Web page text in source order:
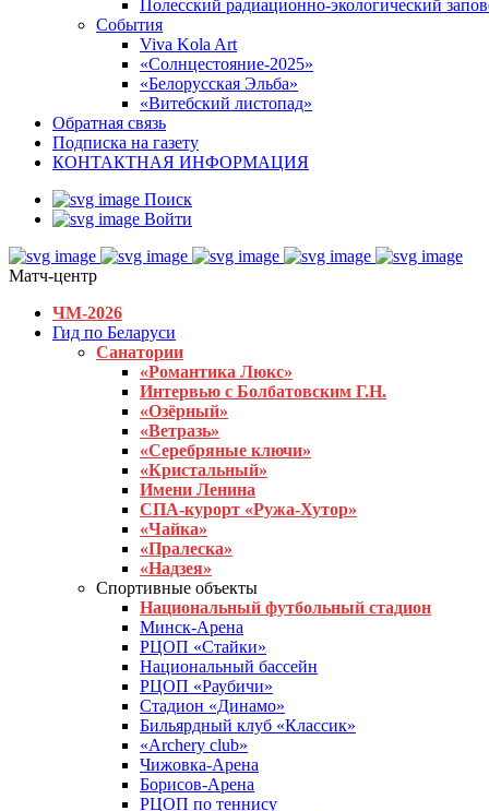
Полесский радиационно-экологический
События
Viva Kola Art
«Солнцестояние-2025»
«Белорусская Эльба»
«Витебский листопад»
Обратная связь
Подписка на газету
КОНТАКТНАЯ ИНФОРМАЦИЯ
Поиск
Войти
Матч-центр
ЧМ-2026
Гид по Беларуси
Санатории
«Романтика Люкс»
Интервью с Болбатовским Г.Н.
«Озёрный»
«Ветразь»
«Серебряные ключи»
«Кристальный»
Имени Ленина
СПА-курорт «Ружа-Хутор»
«Чайка»
«Пралеска»
«Надзея»
Спортивные объекты
Национальный футбольный стадион
Минск-Арена
РЦОП «Стайки»
Национальный бассейн
РЦОП «Раубичи»
Стадион «Динамо»
Бильярдный клуб «Классик»
«Archery club»
Чижовка-Арена
Борисов-Арена
РЦОП по теннису